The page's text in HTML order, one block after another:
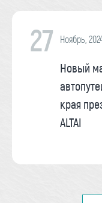
27 Ноябрь,
Новый
края
ALTAI